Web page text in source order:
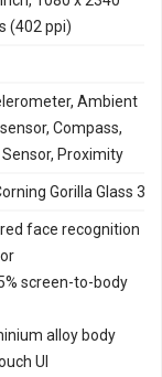
2.0,
lens, Face
2.0,
(402 ppi)
Ambient
Compass,
Sensor, Proximity
Gorilla Glass 3
face recognition
screen-to-body
alloy body
UI